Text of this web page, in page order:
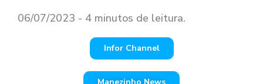
06/07/2023 - 4 minutos de leitura.
Infor Channel